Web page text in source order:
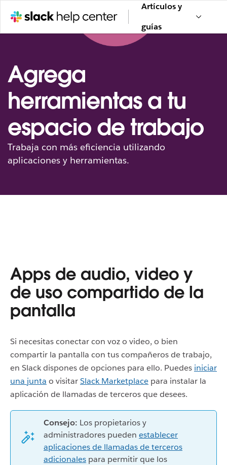
Artículos y
guías
Agrega
herramientas a tu
espacio de trabajo
Trabaja con más eficiencia utilizando
aplicaciones y herramientas.
Apps de audio, video y
de uso compartido de la
pantalla
Si necesitas conectar con voz o video, o bien
compartir la pantalla con tus compañeros de trabajo,
en Slack dispones de opciones para ello. Puedes iniciar
una junta o visitarSlack Marketplace para instalar la
aplicación de llamadas de terceros que desees.
Consejo: Los propietarios y
administradores pueden establecer
aplicaciones de llamadas de terceros
adicionales para permitir que los